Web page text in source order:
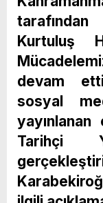
Kurtuluş
devam
sosyal
Tarihçi